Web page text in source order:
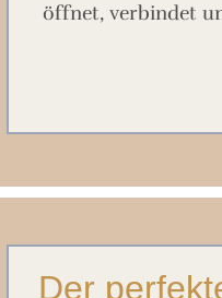
öffnet, verbindet
Der